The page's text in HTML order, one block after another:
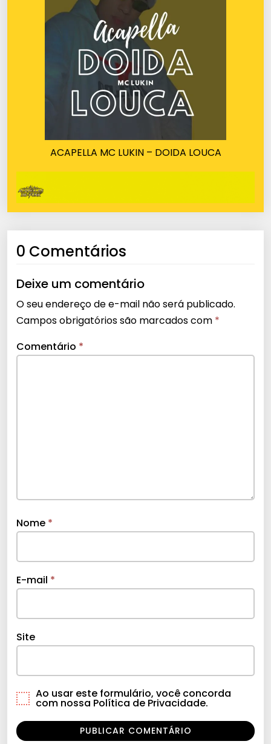
ACAPELLA MC LUKIN – DOIDA LOUCA
0 Comentários
Deixe um comentário
O seu endereço de e-mail não será publicado.
Campos obrigatórios são marcados com *
Comentário *
Nome *
E-mail *
Site
Ao usar este formulário, você concorda
com nossa Política de Privacidade.